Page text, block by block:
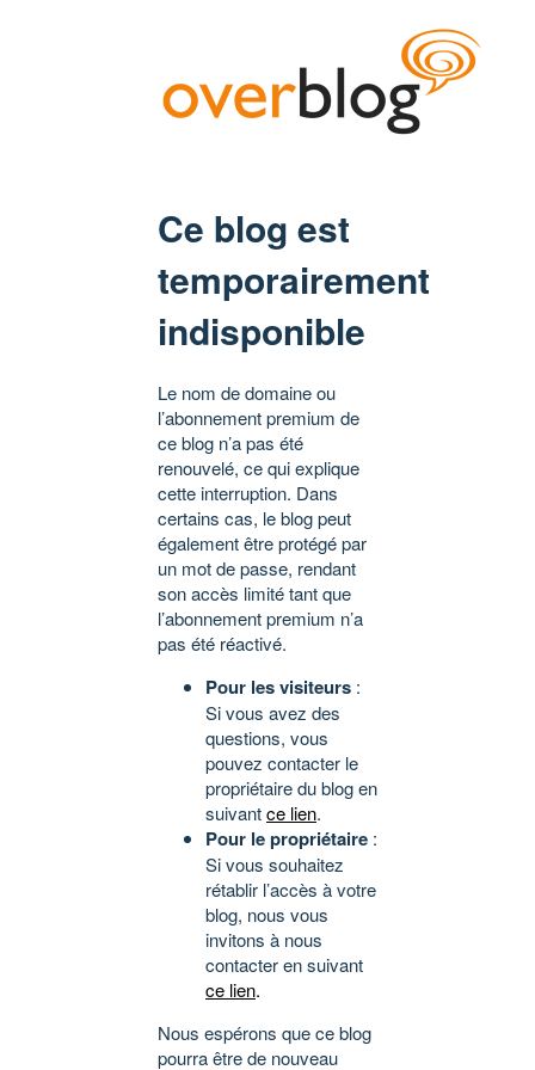
Ce blog est
temporairement
indisponible
Le nom de domaine ou
l’abonnement premium de
ce blog n’a pas été
renouvelé, ce qui explique
cette interruption. Dans
certains cas, le blog peut
également être protégé par
un mot de passe, rendant
son accès limité tant que
l’abonnement premium n’a
pas été réactivé.
Pour les visiteurs :
Si vous avez des
questions, vous
pouvez contacter le
propriétaire du blog en
suivantce lien.
Pour le propriétaire :
Si vous souhaitez
rétablir l’accès à votre
blog, nous vous
invitons à nous
contacter en suivant
ce lien.
Nous espérons que ce blog
pourra être de nouveau